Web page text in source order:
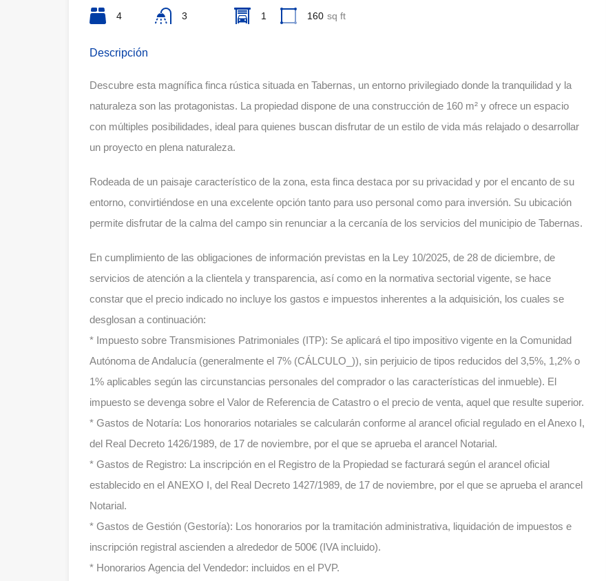
4 3 1 160 sq ft
Descripción
Descubre esta magnífica finca rústica situada en Tabernas, un entorno privilegiado donde la tranquilidad y la
naturaleza son las protagonistas. La propiedad dispone de una construcción de 160 m² y ofrece un espacio
con múltiples posibilidades, ideal para quienes buscan disfrutar de un estilo de vida más relajado o desarrollar
un proyecto en plena naturaleza.
Rodeada de un paisaje característico de la zona, esta finca destaca por su privacidad y por el encanto de su
entorno, convirtiéndose en una excelente opción tanto para uso personal como para inversión. Su ubicación
permite disfrutar de la calma del campo sin renunciar a la cercanía de los servicios del municipio de Tabernas.
En cumplimiento de las obligaciones de información previstas en la Ley 10/2025, de 28 de diciembre, de
servicios de atención a la clientela y transparencia, así como en la normativa sectorial vigente, se hace
constar que el precio indicado no incluye los gastos e impuestos inherentes a la adquisición, los cuales se
desglosan a continuación:
* Impuesto sobre Transmisiones Patrimoniales (ITP): Se aplicará el tipo impositivo vigente en la Comunidad
Autónoma de Andalucía (generalmente el 7% (CÁLCULO_)), sin perjuicio de tipos reducidos del 3,5%, 1,2% o
1% aplicables según las circunstancias personales del comprador o las características del inmueble). El
impuesto se devenga sobre el Valor de Referencia de Catastro o el precio de venta, aquel que resulte superior.
* Gastos de Notaría: Los honorarios notariales se calcularán conforme al arancel oficial regulado en el Anexo I,
del Real Decreto 1426/1989, de 17 de noviembre, por el que se aprueba el arancel Notarial.
* Gastos de Registro: La inscripción en el Registro de la Propiedad se facturará según el arancel oficial
establecido en el ANEXO I, del Real Decreto 1427/1989, de 17 de noviembre, por el que se aprueba el arancel
Notarial.
* Gastos de Gestión (Gestoría): Los honorarios por la tramitación administrativa, liquidación de impuestos e
inscripción registral ascienden a alrededor de 500€ (IVA incluido).
* Honorarios Agencia del Vendedor: incluidos en el PVP.